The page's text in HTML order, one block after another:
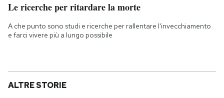
Le ricerche per ritardare la morte
A che punto sono studi e ricerche per rallentare l'invecchiamento
e farci vivere più a lungo possibile
ALTRE STORIE